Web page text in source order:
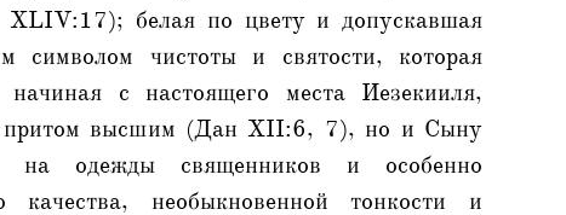
белая по цвету и допускавшая
символом чистоты и святости, которая
с настоящего места Иезекииля,
притом высшим (Дан XII:6, 7), но и Сыну
одежды священников и особенно
необыкновенной тонкости и